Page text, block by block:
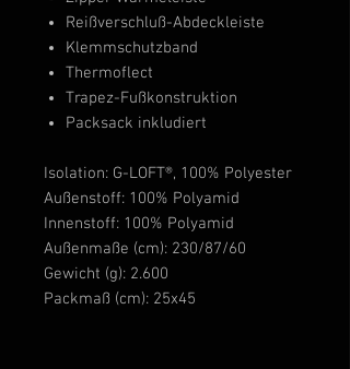
Reißverschluß-Abdeckleiste
Klemmschutzband
Thermoflect
Trapez-Fußkonstruktion
Packsack inkludiert
Isolation: G-LOFT®, 100% Polyester
Außenstoff: 100% Polyamid
Innenstoff: 100% Polyamid
Außenmaße (cm): 230/87/60
Gewicht (g): 2.600
Packmaß (cm): 25x45